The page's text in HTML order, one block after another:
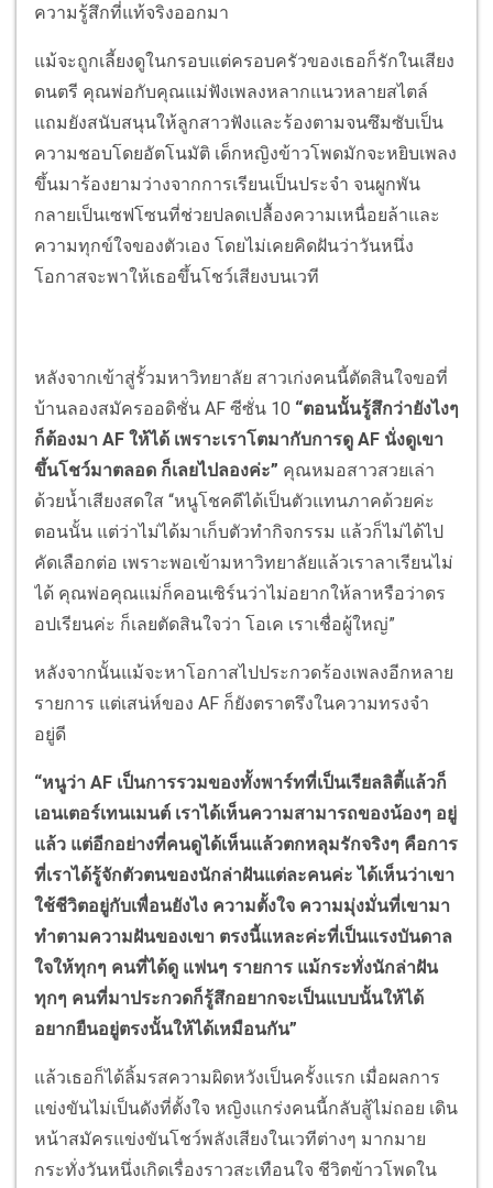
ความรู้สึกที่แท้จริงออกมา
แม้จะถูกเลี้ยงดูในกรอบแต่ครอบครัวของเธอก็รักในเสียง
ดนตรี คุณพ่อกับคุณแม่ฟังเพลงหลากแนวหลายสไตล์
แถมยังสนับสนุนให้ลูกสาวฟังและร้องตามจนซึมซับเป็น
ความชอบโดยอัตโนมัติ เด็กหญิงข้าวโพดมักจะหยิบเพลง
ขึ้นมาร้องยามว่างจากการเรียนเป็นประจำ จนผูกพัน
กลายเป็นเซฟโซนที่ช่วยปลดเปลื้องความเหนื่อยล้าและ
ความทุกข์ใจของตัวเอง โดยไม่เคยคิดฝันว่าวันหนึ่ง
โอกาสจะพาให้เธอขึ้นโชว์เสียงบนเวที
หลังจากเข้าสู่รั้วมหาวิทยาลัย สาวเก่งคนนี้ตัดสินใจขอที่
บ้านลองสมัครออดิชั่น AF ซีซั่น 10 “ตอนนั้นรู้สึกว่ายังไงๆ
ก็ต้องมา AF ให้ได้ เพราะเราโตมากับการดู AF นั่งดูเขา
ขึ้นโชว์มาตลอด ก็เลยไปลองค่ะ” คุณหมอสาวสวยเล่า
ด้วยน้ำเสียงสดใส “หนูโชคดีได้เป็นตัวแทนภาคด้วยค่ะ
ตอนนั้น แต่ว่าไม่ได้มาเก็บตัวทำกิจกรรม แล้วก็ไม่ได้ไป
คัดเลือกต่อ เพราะพอเข้ามหาวิทยาลัยแล้วเราลาเรียนไม่
ได้ คุณพ่อคุณแม่ก็คอนเซิร์นว่าไม่อยากให้ลาหรือว่าดร
อปเรียนค่ะ ก็เลยตัดสินใจว่า โอเค เราเชื่อผู้ใหญ่”
หลังจากนั้นแม้จะหาโอกาสไปประกวดร้องเพลงอีกหลาย
รายการ แต่เสน่ห์ของ AF ก็ยังตราตรึงในความทรงจำ
อยู่ดี
“หนูว่า AF เป็นการรวมของทั้งพาร์ทที่เป็นเรียลลิตี้แล้วก็
เอนเตอร์เทนเมนต์ เราได้เห็นความสามารถของน้องๆ อยู่
แล้ว แต่อีกอย่างที่คนดูได้เห็นแล้วตกหลุมรักจริงๆ คือการ
ที่เราได้รู้จักตัวตนของนักล่าฝันแต่ละคนค่ะ ได้เห็นว่าเขา
ใช้ชีวิตอยู่กับเพื่อนยังไง ความตั้งใจ ความมุ่งมั่นที่เขามา
ทำตามความฝันของเขา ตรงนี้แหละค่ะที่เป็นแรงบันดาล
ใจให้ทุกๆ คนที่ได้ดู แฟนๆ รายการ แม้กระทั่งนักล่าฝัน
ทุกๆ คนที่มาประกวดก็รู้สึกอยากจะเป็นแบบนั้นให้ได้
อยากยืนอยู่ตรงนั้นให้ได้เหมือนกัน”
แล้วเธอก็ได้ลิ้มรสความผิดหวังเป็นครั้งแรก เมื่อผลการ
แข่งขันไม่เป็นดังที่ตั้งใจ หญิงแกร่งคนนี้กลับสู้ไม่ถอย เดิน
หน้าสมัครแข่งขันโชว์พลังเสียงในเวทีต่างๆ มากมาย
กระทั่งวันหนึ่งเกิดเรื่องราวสะเทือนใจ ชีวิตข้าวโพดใน